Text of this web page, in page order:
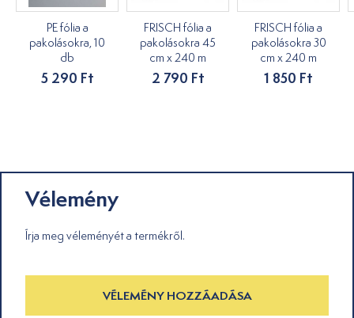
PE fólia a
pakolásokra, 10
db
5 290 Ft
FRISCH fólia a
pakolásokra 45
cm x 240 m
2 790 Ft
FRISCH fólia a
pakolásokra 30
cm x 240 m
1 850 Ft
Vélemény
Írja meg véleményét a termékről.
VÉLEMÉNY HOZZÁADÁSA